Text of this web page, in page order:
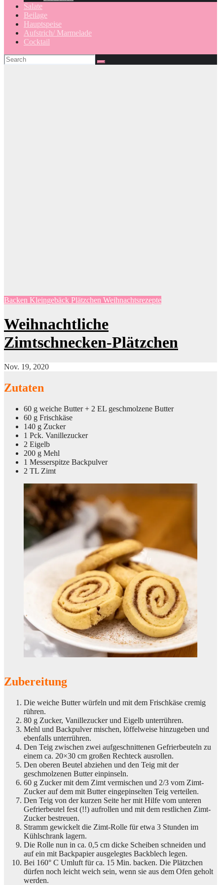
Salate
Beilage
Hauptspeise
Aufstrich/ Marmelade
Cocktail
Backen Kleingebäck Plätzchen Weihnachtsrezepte
Weihnachtliche
Zimtschnecken-Plätzchen
Nov. 19, 2020
Zutaten
60 g weiche Butter + 2 EL geschmolzene Butter
60 g Frischkäse
140 g Zucker
1 Pck. Vanillezucker
2 Eigelb
200 g Mehl
1 Messerspitze Backpulver
2 TL Zimt
Zubereitung
Die weiche Butter würfeln und mit dem Frischkäse cremig
rühren.
80 g Zucker, Vanillezucker und Eigelb unterrühren.
Mehl und Backpulver mischen, löffelweise hinzugeben und
ebenfalls unterrühren.
Den Teig zwischen zwei aufgeschnittenen Gefrierbeuteln zu
einem ca. 20×30 cm großen Rechteck ausrollen.
Den oberen Beutel abziehen und den Teig mit der
geschmolzenen Butter einpinseln.
60 g Zucker mit dem Zimt vermischen und 2/3 vom Zimt-
Zucker auf dem mit Butter eingepinselten Teig verteilen.
Den Teig von der kurzen Seite her mit Hilfe vom unteren
Gefrierbeutel fest (!!) aufrollen und mit dem restlichen Zimt-
Zucker bestreuen.
Stramm gewickelt die Zimt-Rolle für etwa 3 Stunden im
Kühlschrank lagern.
Die Rolle nun in ca. 0,5 cm dicke Scheiben schneiden und
auf ein mit Backpapier ausgelegtes Backblech legen.
Bei 160° C Umluft für ca. 15 Min. backen. Die Plätzchen
dürfen noch leicht weich sein, wenn sie aus dem Ofen geholt
werden.